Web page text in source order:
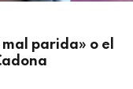
parida» o el